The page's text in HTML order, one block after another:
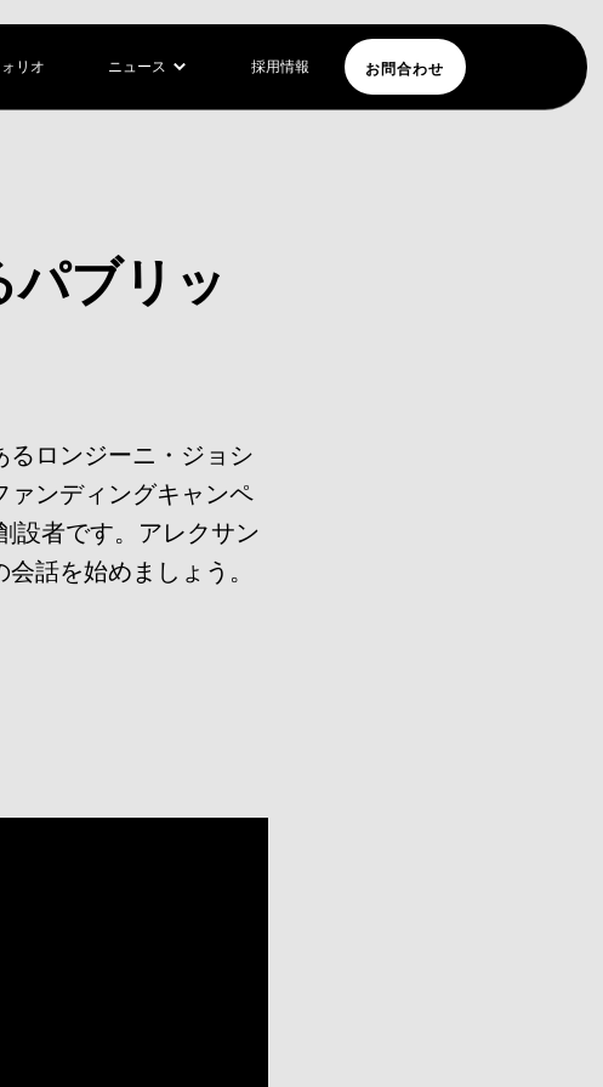
リオ ニュース 採用情報 お問合わせ
パブリッ
ロンジーニ・ジョシ
ァンディングキャンペ
設者です。アレクサン
話を始めましょう。